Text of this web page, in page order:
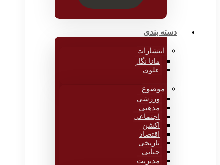
دسته بندی
انتشارات
مانا نگار
علوی
موضوع
ورزشی
مذهبی
اجتماعی
اکشن
اقتصاد
تاریخی
جنایی
مدیریت